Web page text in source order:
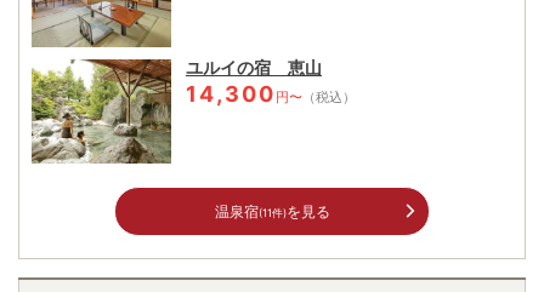
ユルイの宿 恵山
14,300 円〜 （税込）
温泉宿(11件)を見る